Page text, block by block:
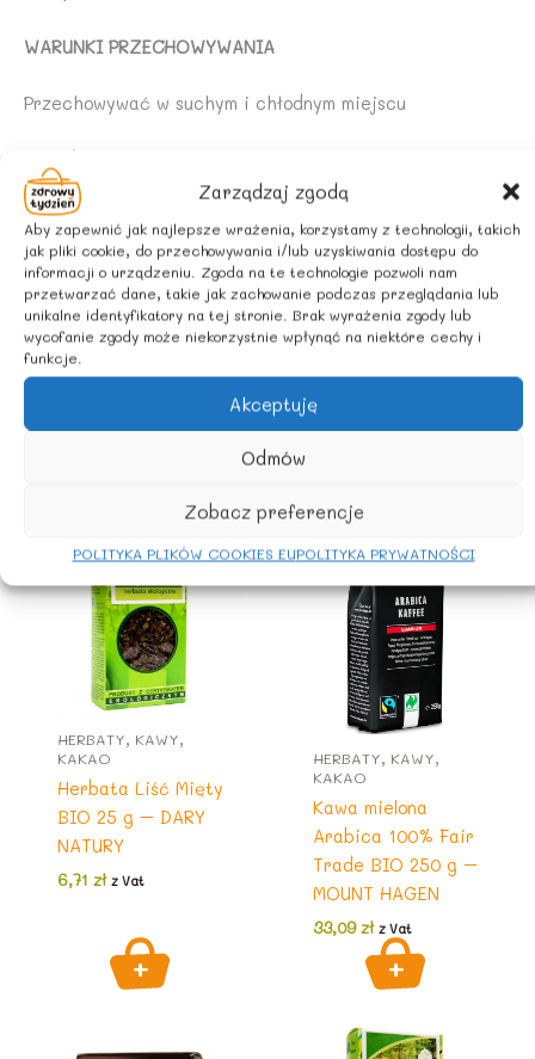
Zarządzaj zgodą
Aby zapewnić jak najlepsze wrażenia, korzystamy z technologii, takich
jak pliki cookie, do przechowywania i/lub uzyskiwania dostępu do
informacji o urządzeniu. Zgoda na te technologie pozwoli nam
przetwarzać dane, takie jak zachowanie podczas przeglądania lub
unikalne identyfikatory na tej stronie. Brak wyrażenia zgody lub
wycofanie zgody może niekorzystnie wpłynąć na niektóre cechy i
funkcje.
Akceptuję
Odmów
Zobacz preferencje
POLITYKA PLIKÓW COOKIES EUPOLITYKA PRYWATNOŚCI
WARUNKI PRZECHOWYWANIA
Przechowywać w suchym i chłodnym miejscu
torebkę zalać 250ml świeżo przegotowanej wody i
zaparzać przez 5min.
POCHODZENIE SKŁADNIKÓW:
Rolnictwo spoza UE
Podobne produkty
HERBATY, KAWY,
KAKAO
Herbata Liść Mięty
BIO 25 g – DARY
NATURY
6,71 zł z Vat
HERBATY, KAWY,
KAKAO
Kawa mielona
Arabica 100% Fair
Trade BIO 250 g –
MOUNT HAGEN
33,09zł z Vat